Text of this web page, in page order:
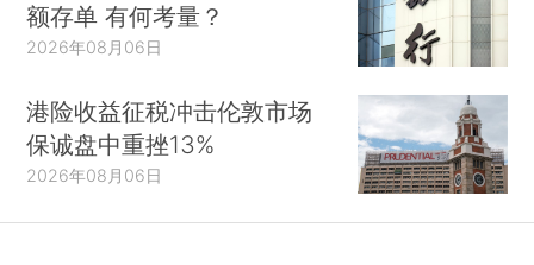
额存单 有何考量？
2026年08月06日
港险收益征税冲击伦敦市场
保诚盘中重挫13%
2026年08月06日